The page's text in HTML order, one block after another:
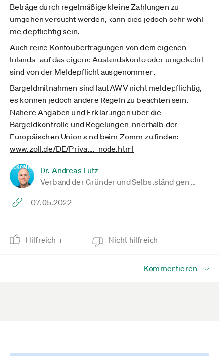
Beträge durch regelmäßige kleine Zahlungen zu
umgehen versucht werden, kann dies jedoch sehr wohl
meldepflichtig sein.
Auch reine Kontoübertragungen von dem eigenen
Inlands- auf das eigene Auslandskonto oder umgekehrt
sind von der Meldepflicht ausgenommen.
Bargeldmitnahmen sind laut AWV nicht meldepflichtig,
es können jedoch andere Regeln zu beachten sein.
Nähere Angaben und Erklärungen über die
Bargeldkontrolle und Regelungen innerhalb der
Europäischen Union sind beim Zomm zu finden:
www.zoll.de­/DE/Privat­…_node.html
Dr. Andreas Lutz
Verband der Gründer und Selbstständigen …
07.05.2022
Hilfreich 1 Nicht hilfreich
Kommentieren